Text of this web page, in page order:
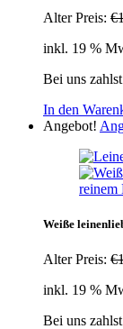
Alter Preis: €
inkl. 19 %
Bei uns
In den
Angebot!
Weiße
Alter Preis: €
inkl. 19 %
Bei uns